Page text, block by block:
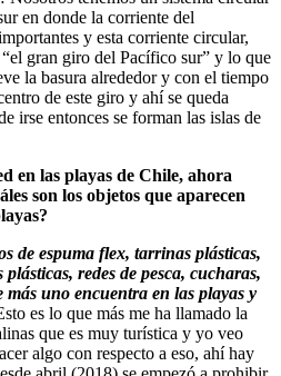
en donde la corriente del
y esta corriente circular,
gran giro del Pacífico sur” y lo que
la basura alrededor y con el tiempo
de este giro y ahí se queda
irse entonces se forman las islas de
en las playas de Chile, ahora
son los objetos que aparecen
de espuma flex, tarrinas plásticas,
redes de pesca, cucharas,
más uno encuentra en las playas y
es lo que más me ha llamado la
que es muy turística y yo veo
algo con respecto a eso, ahí hay